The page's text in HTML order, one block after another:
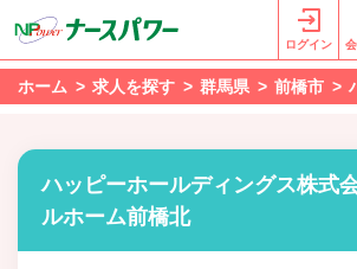
ログイン
ホーム 求人を探す 群馬県 前橋市
ハッピーホールディングス株式
ルホーム前橋北